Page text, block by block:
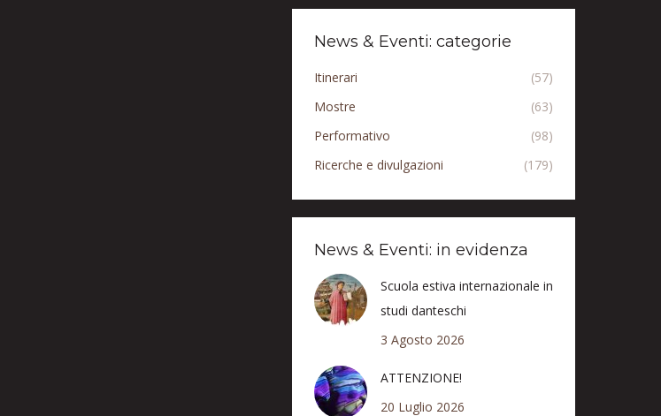
News & Eventi: categorie
Itinerari
(57)
Mostre
(63)
Performativo
(98)
Ricerche e divulgazioni
(179)
News & Eventi: in evidenza
Scuola estiva internazionale in
studi danteschi
3 Agosto 2026
ATTENZIONE!
20 Luglio 2026